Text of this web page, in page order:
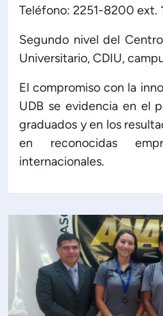
Teléfono: 2251-8200 ext.
Segundo nivel del
Universitario, CDIU,
El compromiso con la
UDB se evidencia en el
graduados y en los
en reconocidas
internacionales.